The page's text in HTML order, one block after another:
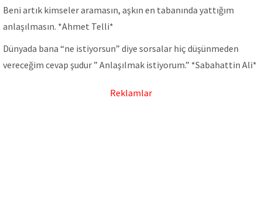
Beni artık kimseler aramasın, aşkın en tabanında yattığım
anlaşılmasın. *Ahmet Telli*
Dünyada bana “ne istiyorsun” diye sorsalar hiç düşünmeden
vereceğim cevap şudur ” Anlaşılmak istiyorum.” *Sabahattin Ali*
Reklamlar